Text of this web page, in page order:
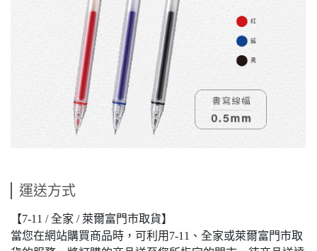
運送方式
【7-11 / 全家 / 萊爾富門市取貨】
當您在網站購買商品時，可利用7-11、全家或萊爾富門市取